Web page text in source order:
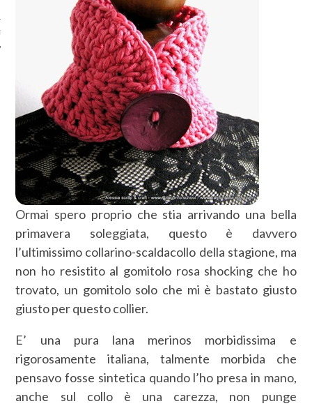
DI ACCESSO AI DATI
Ormai spero proprio che stia arrivando una bella
primavera soleggiata, questo è davvero
l’ultimissimo collarino-scaldacollo della stagione, ma
non ho resistito al gomitolo rosa shocking che ho
trovato, un gomitolo solo che mi è bastato giusto
giusto per questo collier.
E’ una pura lana merinos morbidissima e
rigorosamente italiana, talmente morbida che
pensavo fosse sintetica quando l’ho presa in mano,
anche sul collo è una carezza, non punge